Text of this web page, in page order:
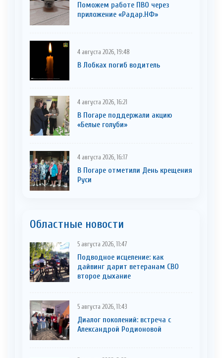
Поможем работе ПВО через
приложение «Радар.НФ»
4 августа 2026, 19:48
В Лобках погиб водитель
4 августа 2026, 16:21
В Погаре поддержали акцию
«Белые голуби»
4 августа 2026, 16:17
В Погаре отметили День крещения
Руси
Областные новости
5 августа 2026, 11:47
Подводное исцеление: как
дайвинг дарит ветеранам СВО
второе дыхание
5 августа 2026, 11:43
Диалог поколений: встреча с
Александрой Родионовой